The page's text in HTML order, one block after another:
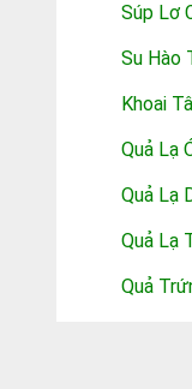
Súp Lơ
Su Hào
Khoai
Quả Lạ
Quả Lạ
Quả Lạ
Quả